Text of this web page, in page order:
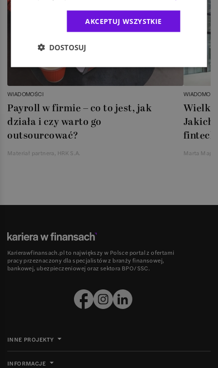
WIADOMOŚCI
Payroll w firmie – co to jest, jak
działa i czy warto go
outsourcować?
Materiał partnera, HRK S.A.
Jakich
Marta
Karierawfinansach.pl to największy w Polsce portal z ofertami
pracy przeznaczony dla specjalistów z branży finansowej,
bankowej, ubezpieczeniowej oraz sektora BPO/SSC.
INNE PROJEKTY
INFORMACJE
AKCEPTUJ WSZYSTKIE
DOSTOSUJ